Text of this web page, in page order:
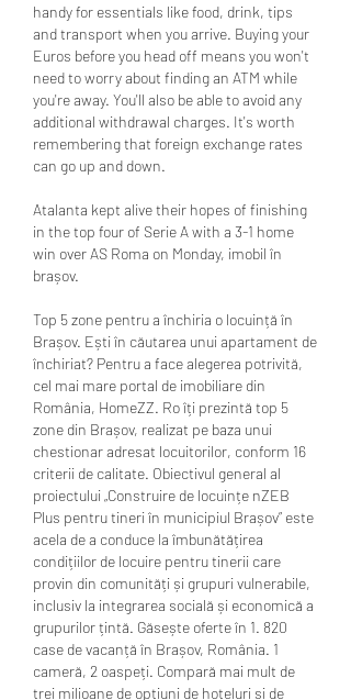
handy for essentials like food, drink, tips
and transport when you arrive. Buying your
Euros before you head off means you won't
need to worry about finding an ATM while
you're away. You'll also be able to avoid any
additional withdrawal charges. It's worth
remembering that foreign exchange rates
can go up and down.
Atalanta kept alive their hopes of finishing
in the top four of Serie A with a 3-1 home
win over AS Roma on Monday, imobil în
brașov.
Top 5 zone pentru a închiria o locuință în
Brașov. Ești în căutarea unui apartament de
închiriat? Pentru a face alegerea potrivită,
cel mai mare portal de imobiliare din
România, HomeZZ. Ro îți prezintă top 5
zone din Brașov, realizat pe baza unui
chestionar adresat locuitorilor, conform 16
criterii de calitate. Obiectivul general al
proiectului „Construire de locuințe nZEB
Plus pentru tineri în municipiul Brașov” este
acela de a conduce la îmbunătățirea
condițiilor de locuire pentru tinerii care
provin din comunități și grupuri vulnerabile,
inclusiv la integrarea socială și economică a
grupurilor țintă. Găsește oferte în 1. 820
case de vacanță în Brașov, România. 1
cameră, 2 oaspeți. Compară mai mult de
trei milioane de opțiuni de hoteluri și de